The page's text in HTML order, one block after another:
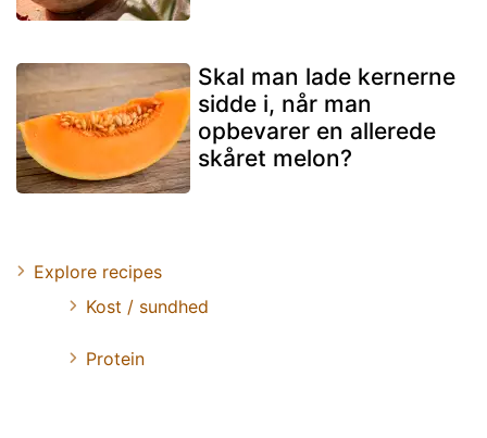
Skal man lade kernerne
sidde i, når man
opbevarer en allerede
skåret melon?
Explore recipes
Kost / sundhed
Protein